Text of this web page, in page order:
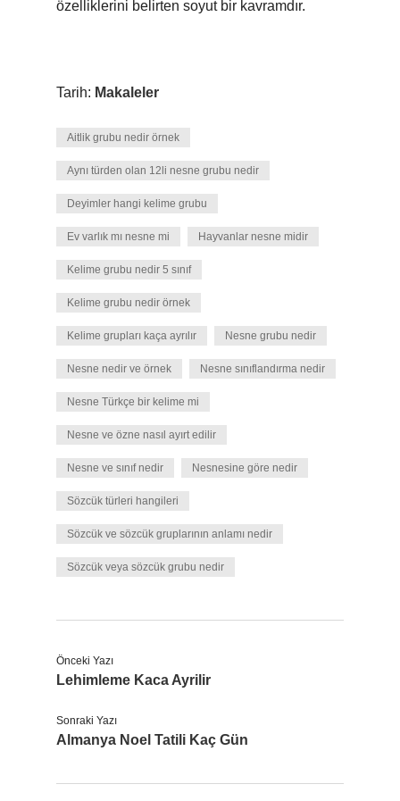
özelliklerini belirten soyut bir kavramdır.
Tarih: Makaleler
Aitlik grubu nedir örnek
Aynı türden olan 12li nesne grubu nedir
Deyimler hangi kelime grubu
Ev varlık mı nesne mi Hayvanlar nesne midir
Kelime grubu nedir 5 sınıf
Kelime grubu nedir örnek
Kelime grupları kaça ayrılır Nesne grubu nedir
Nesne nedir ve örnek Nesne sınıflandırma nedir
Nesne Türkçe bir kelime mi
Nesne ve özne nasıl ayırt edilir
Nesne ve sınıf nedir Nesnesine göre nedir
Sözcük türleri hangileri
Sözcük ve sözcük gruplarının anlamı nedir
Sözcük veya sözcük grubu nedir
Önceki Yazı
Lehimleme Kaca Ayrilir
Sonraki Yazı
Almanya Noel Tatili Kaç Gün